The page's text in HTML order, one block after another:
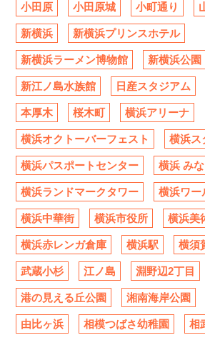
小田原 小田原城 小町通り
新横浜 新横浜プリンスホテル
新横浜ラーメン博物館 新横浜公園
新江ノ島水族館 日産スタジアム
本厚木 桜木町 横浜アリーナ
横浜オクトーバーフェスト 横浜ス
横浜パスポートセンター 横浜 み
横浜ランドマークタワー 横浜ワー
横浜中華街 横浜市役所 横浜美
横浜赤レンガ倉庫 横浜駅 横須
武蔵小杉 江ノ島 淵野辺2丁目
港の見える丘公園 湘南海岸公園
由比ヶ浜 相模つばさ幼稚園 相